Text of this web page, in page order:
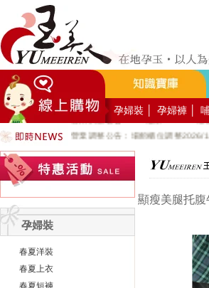
孕婦裝 孕婦褲
好YUN香隨束口袋DIY2026-8月活動
營業調整公告：員工教育訓練
營業調整公告：115.7.18週六至
營業調整公告：端午連假115.6.19週
營業調整公告：五一勞動節連假
營業調整公告：兒童節/清明連假
營業調整公告：228連假115.2.27週
營業調整公告：場館櫃位調整2026/
玉美人，竭誠歡迎您的加入~新加入
玉美人.板橋門市.觀光工廠歡迎大家
孕婦裝
春夏洋裝
春夏上衣
春夏短褲
顯瘦美腿托